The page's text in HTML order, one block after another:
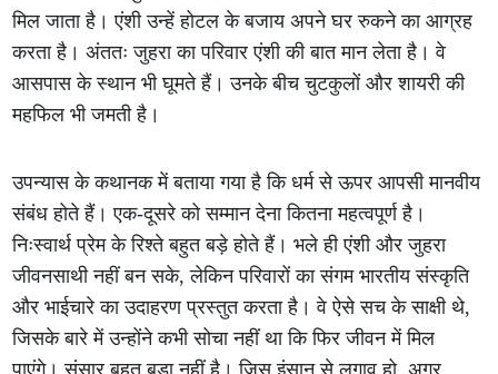
मिल जाता है। एंशी उन्हें होटल के बजाय अपने घर रुकने का आग्रह
करता है। अंततः जुहरा का परिवार एंशी की बात मान लेता है। वे
आसपास के स्थान भी घूमते हैं। उनके बीच चुटकुलों और शायरी की
महफिल भी जमती है।
उपन्यास के कथानक में बताया गया है कि धर्म से ऊपर आपसी मानवीय
संबंध होते हैं। एक-दूसरे को सम्मान देना कितना महत्वपूर्ण है।
निःस्वार्थ प्रेम के रिश्ते बहुत बड़े होते हैं। भले ही एंशी और जुहरा
जीवनसाथी नहीं बन सके, लेकिन परिवारों का संगम भारतीय संस्कृति
और भाईचारे का उदाहरण प्रस्तुत करता है। वे ऐसे सच के साक्षी थे,
जिसके बारे में उन्होंने कभी सोचा नहीं था कि फिर जीवन में मिल
पाएंगे। संसार बहुत बड़ा नहीं है। जिस इंसान से लगाव हो, अगर